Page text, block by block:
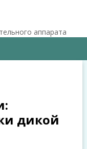
аппарата
дикой